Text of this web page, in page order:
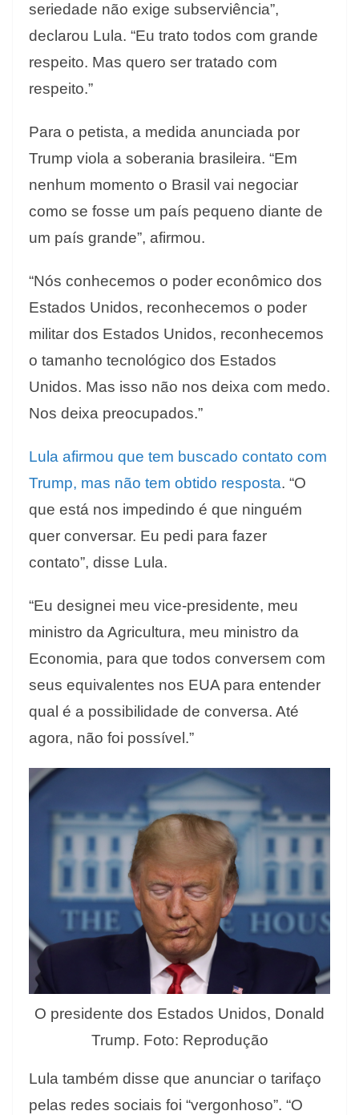
seriedade não exige subserviência”,
declarou Lula. “Eu trato todos com grande
respeito. Mas quero ser tratado com
respeito.”
Para o petista, a medida anunciada por
Trump viola a soberania brasileira. “Em
nenhum momento o Brasil vai negociar
como se fosse um país pequeno diante de
um país grande”, afirmou.
“Nós conhecemos o poder econômico dos
Estados Unidos, reconhecemos o poder
militar dos Estados Unidos, reconhecemos
o tamanho tecnológico dos Estados
Unidos. Mas isso não nos deixa com medo.
Nos deixa preocupados.”
Lula afirmou que tem buscado contato com
Trump, mas não tem obtido resposta. “O
que está nos impedindo é que ninguém
quer conversar. Eu pedi para fazer
contato”, disse Lula.
“Eu designei meu vice-presidente, meu
ministro da Agricultura, meu ministro da
Economia, para que todos conversem com
seus equivalentes nos EUA para entender
qual é a possibilidade de conversa. Até
agora, não foi possível.”
O presidente dos Estados Unidos, Donald
Trump. Foto: Reprodução
Lula também disse que anunciar o tarifaço
pelas redes sociais foi “vergonhoso”. “O